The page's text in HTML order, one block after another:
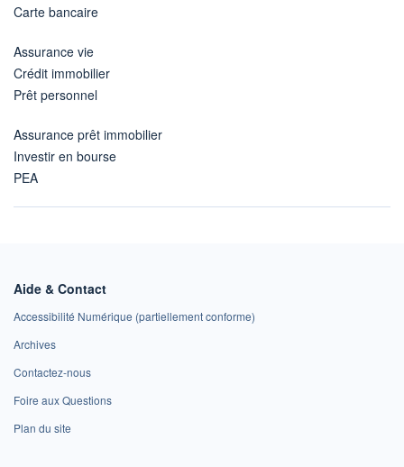
Carte bancaire
Assurance vie
Crédit immobilier
Prêt personnel
Assurance prêt immobilier
Investir en bourse
PEA
Aide & Contact
Accessibilité Numérique (partiellement conforme)
Archives
Contactez-nous
Foire aux Questions
Plan du site